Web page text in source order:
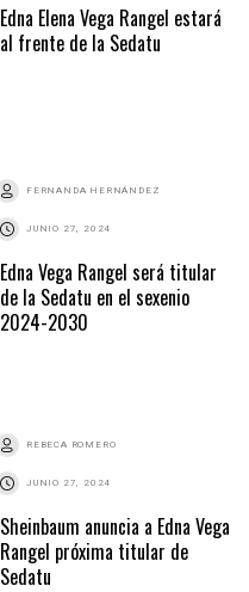
Edna Elena Vega Rangel estará
al frente de la Sedatu
FERNANDA HERNÁNDEZ
JUNIO 27, 2024
Edna Vega Rangel será titular
de la Sedatu en el sexenio
2024-2030
REBECA ROMERO
JUNIO 27, 2024
Sheinbaum anuncia a Edna Vega
Rangel próxima titular de
Sedatu